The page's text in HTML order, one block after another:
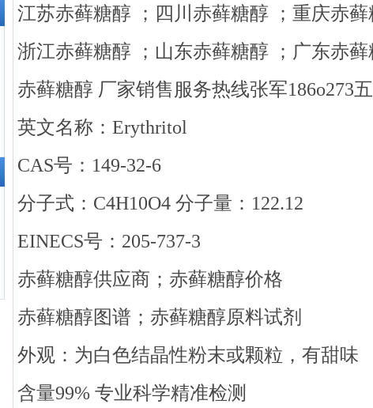
江苏赤藓糖醇 ；四川赤藓糖醇 ；重庆赤藓
浙江赤藓糖醇 ；山东赤藓糖醇 ；广东赤藓
赤藓糖醇 厂家销售服务热线张军186o273
英文名称：Erythritol
CAS号：149-32-6
分子式：C4H10O4 分子量：122.12
EINECS号：205-737-3
赤藓糖醇供应商；赤藓糖醇价格
赤藓糖醇图谱；赤藓糖醇原料试剂
外观：为白色结晶性粉末或颗粒，有甜味
含量99% 专业科学精准检测